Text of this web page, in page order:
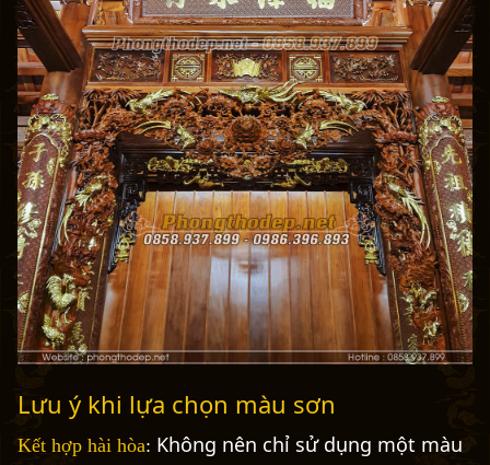
Lưu ý khi lựa chọn màu sơn
Kết hợp hài hòa: Không nên chỉ sử dụng một màu